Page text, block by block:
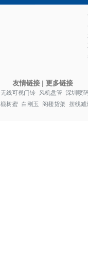
友情链接| 更多链接
无线可视门铃 风机盘管 深圳喷
椴树蜜 白刚玉 阁楼货架 摆线减